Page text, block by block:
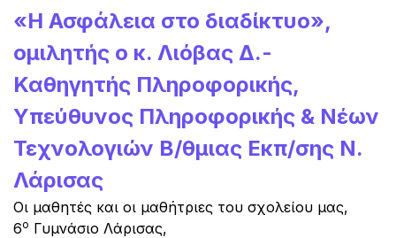
«Η Ασφάλεια στο διαδίκτυο»,
ομιλητής ο κ. Λιόβας Δ.-
Καθηγητής Πληροφορικής,
Υπεύθυνος Πληροφορικής & Νέων
Τεχνολογιών Β/θμιας Εκπ/σης Ν.
Λάρισας
Οι μαθητές και οι μαθήτριες του σχολείου μας,
6ο Γυμνάσιο Λάρισας,